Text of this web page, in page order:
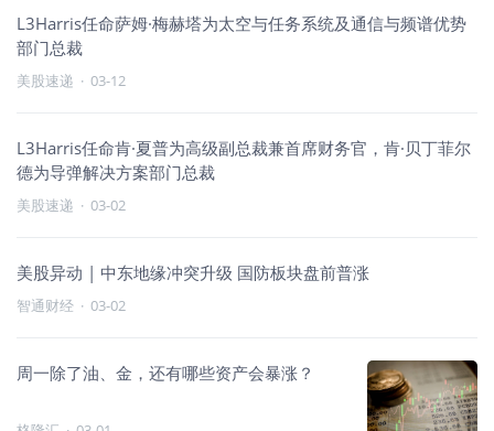
L3Harris任命萨姆·梅赫塔为太空与任务系统及通信与频谱优势
部门总裁
美股速递 · 03-12
L3Harris任命肯·夏普为高级副总裁兼首席财务官，肯·贝丁菲尔
德为导弹解决方案部门总裁
美股速递 · 03-02
美股异动 | 中东地缘冲突升级 国防板块盘前普涨
智通财经 · 03-02
周一除了油、金，还有哪些资产会暴涨？